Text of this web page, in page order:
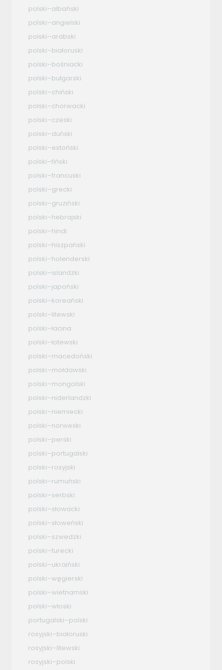
polski–albański
polski–angielski
polski–arabski
polski–białoruski
polski–bośniacki
polski–bułgarski
polski–chiński
polski–chorwacki
polski–czeski
polski–duński
polski–estoński
polski–fiński
polski–francuski
polski–grecki
polski–gruziński
polski–hebrajski
polski–hindi
polski–hiszpański
polski–holenderski
polski–islandzki
polski–japoński
polski–koreański
polski–litewski
polski–łacina
polski–łotewski
polski–macedoński
polski–mołdawski
polski–mongolski
polski–niderlandzki
polski–niemiecki
polski–norweski
polski–perski
polski–portugalski
polski–rosyjski
polski–rumuński
polski–serbski
polski–słowacki
polski–słoweński
polski–szwedzki
polski–turecki
polski–ukraiński
polski–węgierski
polski–wietnamski
polski–włoski
portugalski–polski
rosyjski–białoruski
rosyjski–litewski
rosyjski–polski